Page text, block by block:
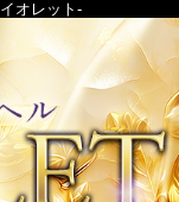
オレット-